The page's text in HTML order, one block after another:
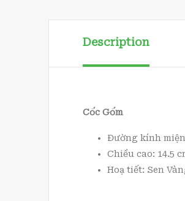
Description
Cốc Gốm
Đường kính
Chiều cao: 14.5
Hoạ tiết: Sen